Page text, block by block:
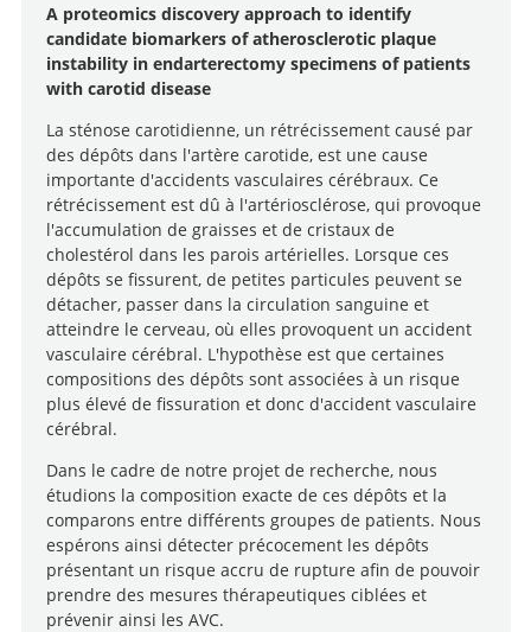
A proteomics discovery approach to identify
candidate biomarkers of atherosclerotic plaque
instability in endarterectomy specimens of patients
with carotid disease
La sténose carotidienne, un rétrécissement causé par
des dépôts dans l'artère carotide, est une cause
importante d'accidents vasculaires cérébraux. Ce
rétrécissement est dû à l'artériosclérose, qui provoque
l'accumulation de graisses et de cristaux de
cholestérol dans les parois artérielles. Lorsque ces
dépôts se fissurent, de petites particules peuvent se
détacher, passer dans la circulation sanguine et
atteindre le cerveau, où elles provoquent un accident
vasculaire cérébral. L'hypothèse est que certaines
compositions des dépôts sont associées à un risque
plus élevé de fissuration et donc d'accident vasculaire
cérébral.
Dans le cadre de notre projet de recherche, nous
étudions la composition exacte de ces dépôts et la
comparons entre différents groupes de patients. Nous
espérons ainsi détecter précocement les dépôts
présentant un risque accru de rupture afin de pouvoir
prendre des mesures thérapeutiques ciblées et
prévenir ainsi les AVC.